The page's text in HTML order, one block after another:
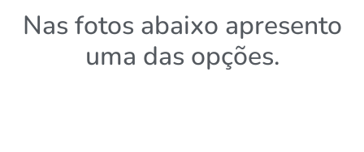
Nas fotos abaixo apresento
uma das opções.